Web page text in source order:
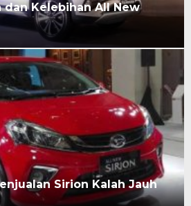
Kelebihan All New
Sirion Kalah Jauh